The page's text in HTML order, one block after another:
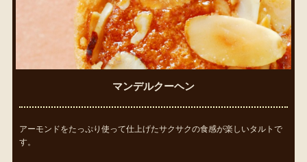
マンデルクーヘン
アーモンドをたっぷり使って仕上げたサクサクの食感が楽しいタルトで
す。